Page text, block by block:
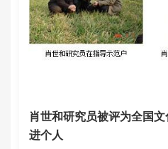
肖世和研究员被评为全国
进个人